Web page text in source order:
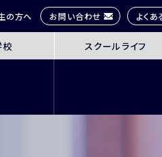
の方へ お問い合わせ よくあ
スクールライフ
びの概要
桜